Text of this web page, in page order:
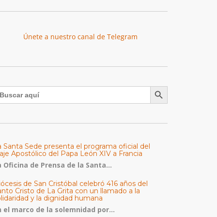
Únete a nuestro canal de Telegram
Botón de búsqueda
Santa Sede presenta el programa oficial del
Apostólico del Papa León XIV a Francia
Oficina de Prensa de la Santa...
de San Cristóbal celebró 416 años del
Cristo de La Grita con un llamado a la
y la dignidad humana
el marco de la solemnidad por...